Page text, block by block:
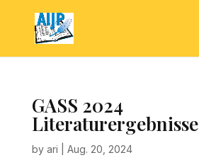
GASS 2024
Literaturergebnisse
by ari Aug. 20, 2024